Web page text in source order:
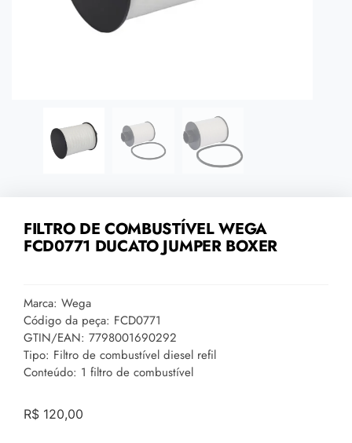
FILTRO DE COMBUSTÍVEL WEGA
FCD0771 DUCATO JUMPER BOXER
Marca: Wega
Código da peça: FCD0771
GTIN/EAN: 7798001690292
Tipo: Filtro de combustível diesel refil
Conteúdo: 1 filtro de combustível
R$ 120,00